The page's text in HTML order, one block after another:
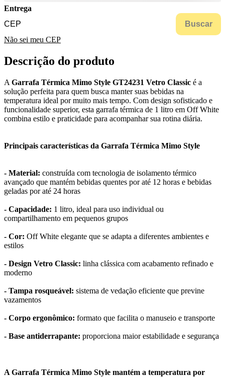
Entrega
Buscar
Não sei meu CEP
Descrição do produto
A Garrafa Térmica Mimo Style GT24231 Vetro Classic é a
solução perfeita para quem busca manter suas bebidas na
temperatura ideal por muito mais tempo. Com design sofisticado e
funcionalidade superior, esta garrafa térmica de 1 litro em Off White
combina estilo e praticidade para acompanhar sua rotina diária.
Principais características da Garrafa Térmica Mimo Style
- Material: construída com tecnologia de isolamento térmico
avançado que mantém bebidas quentes por até 12 horas e bebidas
geladas por até 24 horas
- Capacidade: 1 litro, ideal para uso individual ou
compartilhamento em pequenos grupos
- Cor: Off White elegante que se adapta a diferentes ambientes e
estilos
- Design Vetro Classic: linha clássica com acabamento refinado e
moderno
- Tampa rosqueável: sistema de vedação eficiente que previne
vazamentos
- Corpo ergonômico: formato que facilita o manuseio e transporte
- Base antiderrapante: proporciona maior estabilidade e segurança
A Garrafa Térmica Mimo Style mantém a temperatura por